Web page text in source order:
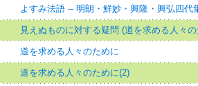
よすみ法語 -- 明朗・鮮妙・興隆・興弘四代
見えぬものに対する疑問 (道を求める人々
道を求める人々のために
道を求める人々のために(2)